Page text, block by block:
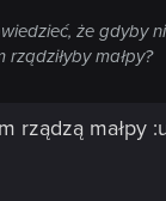
że gdyby
małpy?
rządzą małpy